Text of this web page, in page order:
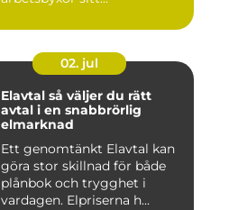
02. jul
Elavtal så väljer du rätt
avtal i en snabbrörlig
elmarknad
Ett genomtänkt Elavtal kan
göra stor skillnad för både
plånbok och trygghet i
vardagen. Elpriserna h...